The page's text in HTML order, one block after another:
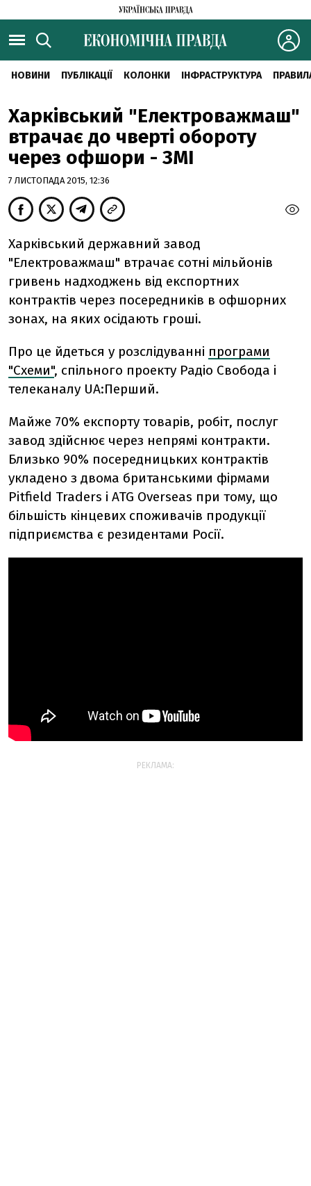
НОВИНИ ПУБЛІКАЦІЇ КОЛОНКИ ІНФРАСТРУКТУРА
Харківський "Електроважмаш"
втрачає до чверті обороту
через офшори - ЗМІ
7 ЛИСТОПАДА 2015, 12:36
Харківський державний завод
"Електроважмаш" втрачає сотні мільйонів
гривень надходжень від експортних
контрактів через посередників в офшорних
зонах, на яких осідають гроші.
Про це йдеться у розслідуванні програми
"Схеми", спільного проекту Радіо Свобода і
телеканалу UA:Перший.
Майже 70% експорту товарів, робіт, послуг
завод здійснює через непрямі контракти.
Близько 90% посередницьких контрактів
укладено з двома британськими фірмами
Pitfield Traders і ATG Overseas при тому, що
більшість кінцевих споживачів продукції
підприємства є резидентами Росії.
РЕКЛАМА: